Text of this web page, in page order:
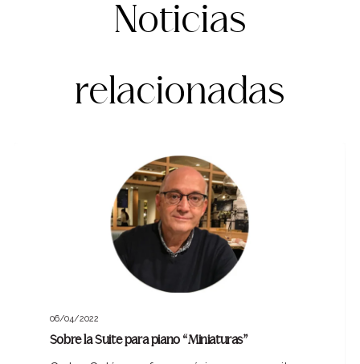
Noticias
relacionadas
06/04/2022
Sobre la Suite para piano “Miniaturas”